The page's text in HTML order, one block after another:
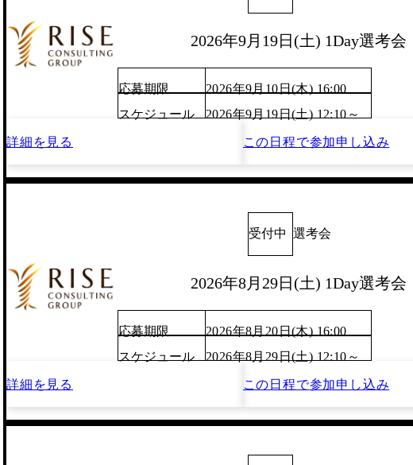
2026年9月19日(土) 1Day選考会
応募期限
2026年9月10日(木) 16:00
スケジュール
2026年9月19日(土) 12:10～
詳細を見る この日程で参加申し込み
受付中 選考会
2026年8月29日(土) 1Day選考会
応募期限
2026年8月20日(木) 16:00
スケジュール
2026年8月29日(土) 12:10～
詳細を見る この日程で参加申し込み